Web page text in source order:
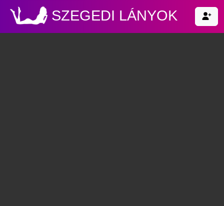
SZEGEDI LÁNYOK